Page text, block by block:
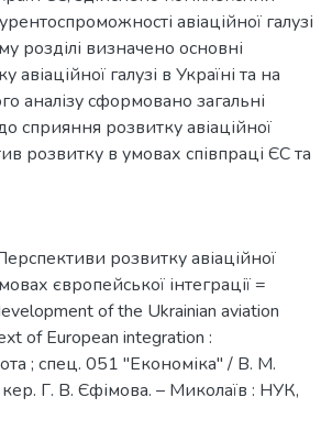
авіаційної галузі
розділі визначено основні
галузі в Україні та на
аналізу сформовано загальні
сприяння розвитку авіаційної
розвитку в умовах співпраці ЄС та
розвитку авіаційної
європейської інтеграції =
of the Ukrainian aviation
of European integration :
; спец. 051 "Економіка" / В. М.
Г. В. Єфімова. – Миколаїв : НУК,